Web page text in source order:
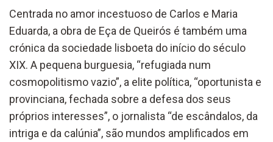
Centrada no amor incestuoso de Carlos e Maria
Eduarda, a obra de Eça de Queirós é também uma
crónica da sociedade lisboeta do início do século
XIX. A pequena burguesia, “refugiada num
cosmopolitismo vazio”, a elite política, “oportunista e
provinciana, fechada sobre a defesa dos seus
próprios interesses”, o jornalista “de escândalos, da
intriga e da calúnia”, são mundos amplificados em